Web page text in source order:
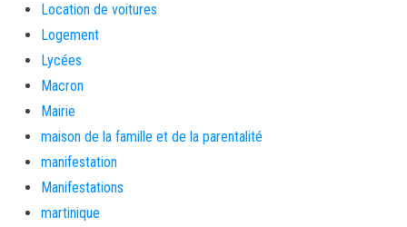
Location de voitures
Logement
Lycées
Macron
Mairie
maison de la famille et de la parentalité
manifestation
Manifestations
martinique